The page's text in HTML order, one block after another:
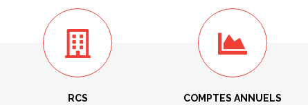
RCS COMPTES ANNUELS